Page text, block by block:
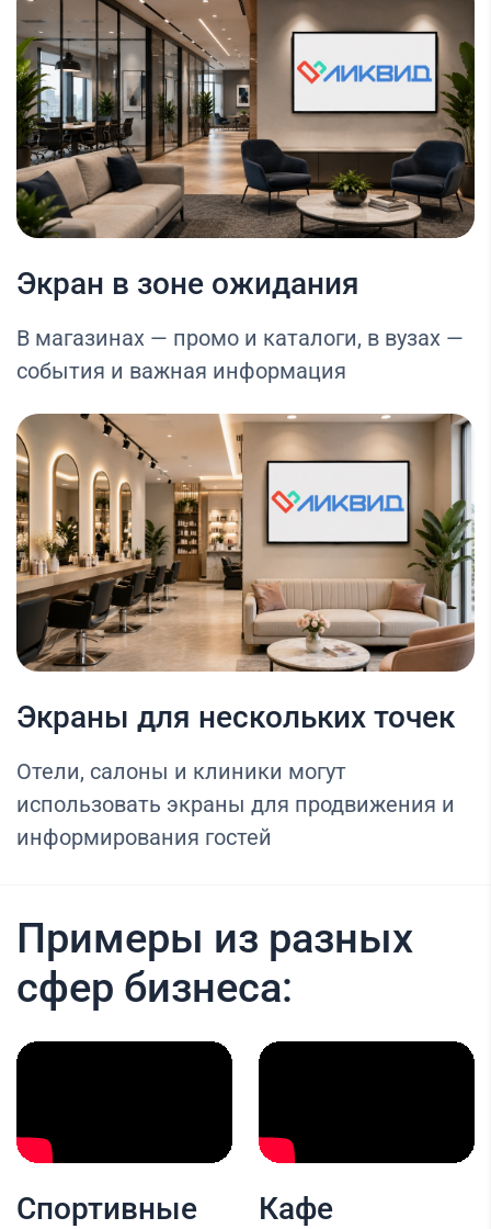
Экран в зоне ожидания
В магазинах — промо и каталоги, в вузах —
события и важная информация
Экраны для нескольких точек
Отели, салоны и клиники могут
использовать экраны для продвижения и
информирования гостей
Примеры из разных
сфер бизнеса:
Спортивные
Кафе